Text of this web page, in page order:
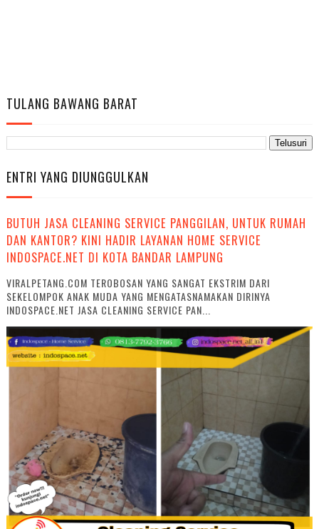
TULANG BAWANG BARAT
ENTRI YANG DIUNGGULKAN
BUTUH JASA CLEANING SERVICE PANGGILAN, UNTUK RUMAH
DAN KANTOR? KINI HADIR LAYANAN HOME SERVICE
INDOSPACE.NET DI KOTA BANDAR LAMPUNG
VIRALPETANG.COM TEROBOSAN YANG SANGAT EKSTRIM DARI
SEKELOMPOK ANAK MUDA YANG MENGATASNAMAKAN DIRINYA
INDOSPACE.NET JASA CLEANING SERVICE PAN...